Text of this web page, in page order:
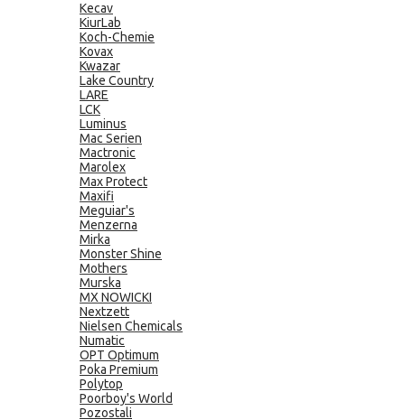
Kecav
KiurLab
Koch-Chemie
Kovax
Kwazar
Lake Country
LARE
LCK
Luminus
Mac Serien
Mactronic
Marolex
Max Protect
Maxifi
Meguiar's
Menzerna
Mirka
Monster Shine
Mothers
Murska
MX NOWICKI
Nextzett
Nielsen Chemicals
Numatic
OPT Optimum
Poka Premium
Polytop
Poorboy's World
Pozostali